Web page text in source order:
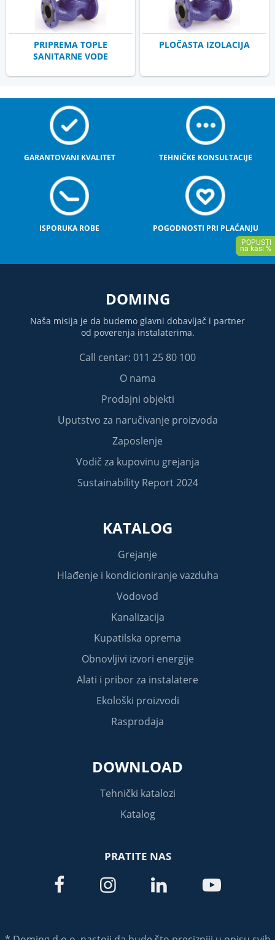
PRIPREMA TOPLE
SANITARNE VODE
PLOČASTA IZOLACIJA
GARANTOVANI KVALITET TEHNIČKE KONSULTACIJE
ISPORUKA ROBE POGODNOSTI PRI PLAĆANJU
DOMING
Naša misija je da budemo glavni dobavljač i partner
od poverenja instalaterima.
Call centar: 011 25 80 100
O nama
Prodajni objekti
Uputstvo za naručivanje proizvoda
Zaposlenje
Vodič za kupovinu grejanja
Sustainability Report 2024
KATALOG
Grejanje
Hlađenje i kondicioniranje vazduha
Vodovod
Kanalizacija
Kupatilska oprema
Obnovljivi izvori energije
Alati i pribor za instalatere
Ekološki proizvodi
Rasprodaja
DOWNLOAD
Tehnički katalozi
Katalog
PRATITE NAS
   